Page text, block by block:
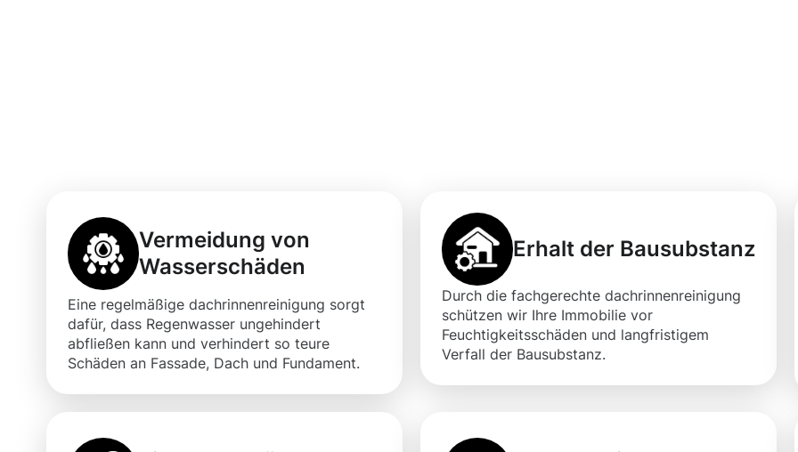
Vermeidung von
Wasserschäden
Eine regelmäßige dachrinnenreinigung sorgt
dafür, dass Regenwasser ungehindert
abfließen kann und verhindert so teure
Schäden an Fassade, Dach und Fundament.
Erhalt der Bausubstanz
Durch die fachgerechte dachrinnenreinigung
schützen wir Ihre Immobilie vor
Feuchtigkeitsschäden und langfristigem
Verfall der Bausubstanz.